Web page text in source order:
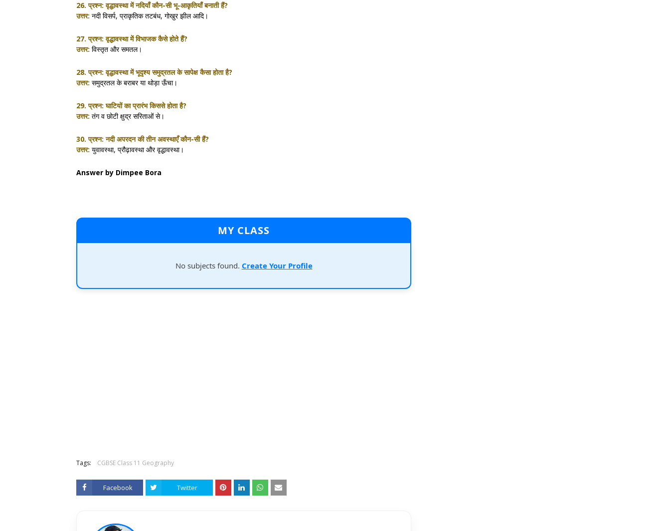
26. प्रश्न: वृद्धावस्था में नदियाँ कौन-सी भू-आकृतियाँ बनाती हैं?
उत्तर: नदी विसर्प, प्राकृतिक तटबंध, गोखुर झील आदि।
27. प्रश्न: वृद्धावस्था में विभाजक कैसे होते हैं?
उत्तर: विस्तृत और समतल।
28. प्रश्न: वृद्धावस्था में भूदृश्य समुद्रतल के सापेक्ष कैसा होता है?
उत्तर: समुद्रतल के बराबर या थोड़ा ऊँचा।
29. प्रश्न: घाटियों का प्रारंभ किससे होता है?
उत्तर: तंग व छोटी क्षुद्र सरिताओं से।
30. प्रश्न: नदी अपरदन की तीन अवस्थाएँ कौन-सी हैं?
उत्तर: युवावस्था, प्रौढ़ावस्था और वृद्धावस्था।
Answer by Dimpee Bora
MY CLASS
No subjects found. Create Your Profile
Tags: CGBSE Class 11 Geography
Facebook Twitter